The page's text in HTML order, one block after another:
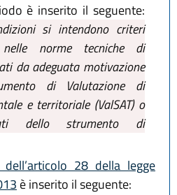
è inserito il seguente:
si intendono criteri
norme tecniche di
da adeguata motivazione
di Valutazione di
e territoriale (ValSAT) o
dello strumento di
28 della legge
è inserito il seguente: